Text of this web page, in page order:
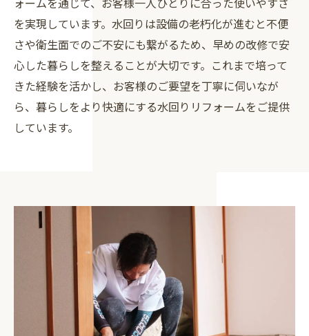
を実現しています。水回りは設備の老朽化が進むと不便
さや衛生面でのご不安にも繋がるため、早めの改修で安
心した暮らしを整えることが大切です。これまで培って
きた経験を活かし、お客様のご要望を丁寧に伺いなが
ら、暮らしをより快適にする水回りリフォームをご提供
しています。